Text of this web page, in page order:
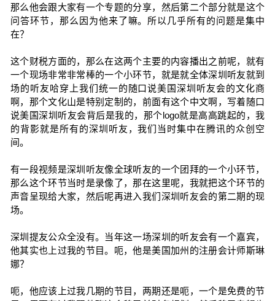
那么他会跟大家有一个专题的分享，然后第二个部分就是这个
问答环节，那么因为他来了嘛。所以几乎所有的问题是集中
在？
这个财税方面的，那么在这两个主要的内容播出之前呢，就有
一个现场非常非常棒的一个小环节，就是就全体深圳听友就到
场的听友哈穿上我们统一的随口说美国深圳听友会的文化商
啊，那个文化山是特别定制的，前面有这个中文啊，写着随口
说美国深圳听友会背后是我的，那个logo就是高高跳起的，我
的背影就是所有的深圳听友，我们当时集中在腾讯的众创空
间。
有一段视频是深圳听友像全球听友的一个团拜的一个小环节，
那么这个环节当时是录像了，那在这里呢，我就把这个环节的
声音呈现给大家，然后呢再进入我们深圳听友会的第二期的现
场。
深圳提友公众全没有。当年这一场深圳的听友会有一个嘉宾，
他其实也上过我的节目。呃，他是美国加州的注册会计师斯琳
娜？
呃，他应该上过我几期的节目，两期还是呃，一个是免费的节